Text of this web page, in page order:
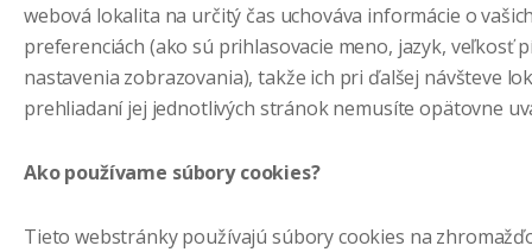
webová lokalita na určitý čas uchováva informácie o
preferenciách (ako sú prihlasovacie meno, jazyk, veľkosť
nastavenia zobrazovania), takže ich pri ďalšej návšteve
prehliadaní jej jednotlivých stránok nemusíte opätovne
Ako používame súbory cookies?
Tieto webstránky používajú súbory cookies na